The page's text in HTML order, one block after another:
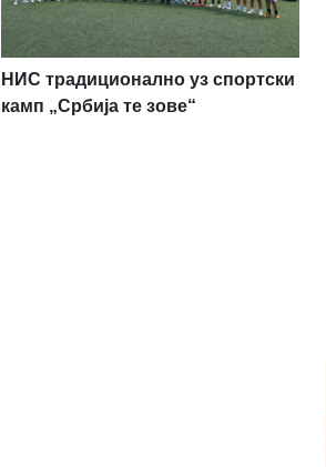
НИС традиционално уз спортски
камп „Србија те зове“